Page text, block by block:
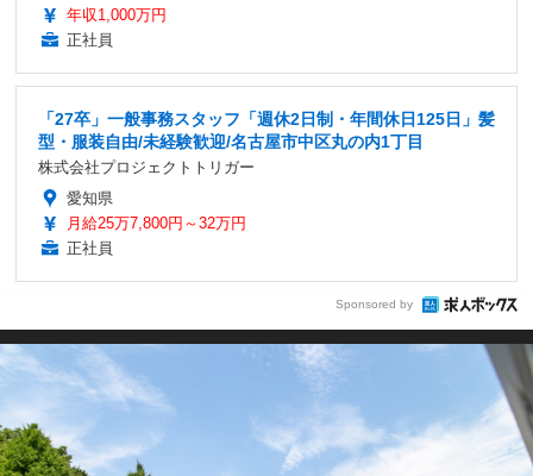
年収1,000万円
正社員
「27卒」一般事務スタッフ「週休2日制・年間休日125日」髪
型・服装自由/未経験歓迎/名古屋市中区丸の内1丁目
株式会社プロジェクトトリガー
愛知県
月給25万7,800円～32万円
正社員
Sponsored by